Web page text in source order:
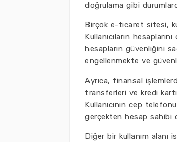
doğrulama gibi
Birçok e-ticaret sitesi,
Kullanıcıların
hesapların güvenliğini
engellenmekte ve
Ayrıca, finansal
transferleri ve kredi
Kullanıcının cep
gerçekten hesap sahibi
Diğer bir kullanım alanı